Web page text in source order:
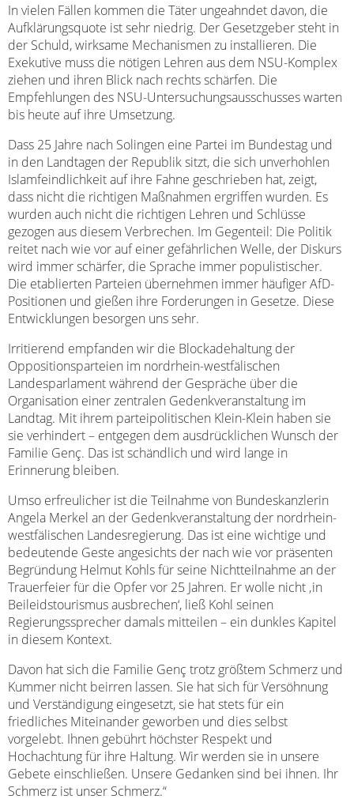
In vielen Fällen kommen die Täter ungeahndet davon, die
Aufklärungsquote ist sehr niedrig. Der Gesetzgeber steht in
der Schuld, wirksame Mechanismen zu installieren. Die
Exekutive muss die nötigen Lehren aus dem NSU-Komplex
ziehen und ihren Blick nach rechts schärfen. Die
Empfehlungen des NSU-Untersuchungsausschusses warten
bis heute auf ihre Umsetzung.
Dass 25 Jahre nach Solingen eine Partei im Bundestag und
in den Landtagen der Republik sitzt, die sich unverhohlen
Islamfeindlichkeit auf ihre Fahne geschrieben hat, zeigt,
dass nicht die richtigen Maßnahmen ergriffen wurden. Es
wurden auch nicht die richtigen Lehren und Schlüsse
gezogen aus diesem Verbrechen. Im Gegenteil: Die Politik
reitet nach wie vor auf einer gefährlichen Welle, der Diskurs
wird immer schärfer, die Sprache immer populistischer.
Die etablierten Parteien übernehmen immer häufiger AfD-
Positionen und gießen ihre Forderungen in Gesetze. Diese
Entwicklungen besorgen uns sehr.
Irritierend empfanden wir die Blockadehaltung der
Oppositionsparteien im nordrhein-westfälischen
Landesparlament während der Gespräche über die
Organisation einer zentralen Gedenkveranstaltung im
Landtag. Mit ihrem parteipolitischen Klein-Klein haben sie
sie verhindert – entgegen dem ausdrücklichen Wunsch der
Familie Genç. Das ist schändlich und wird lange in
Erinnerung bleiben.
Umso erfreulicher ist die Teilnahme von Bundeskanzlerin
Angela Merkel an der Gedenkveranstaltung der nordrhein-
westfälischen Landesregierung. Das ist eine wichtige und
bedeutende Geste angesichts der nach wie vor präsenten
Begründung Helmut Kohls für seine Nichtteilnahme an der
Trauerfeier für die Opfer vor 25 Jahren. Er wolle nicht ‚in
Beileidstourismus ausbrechen‘, ließ Kohl seinen
Regierungssprecher damals mitteilen – ein dunkles Kapitel
in diesem Kontext.
Davon hat sich die Familie Genç trotz größtem Schmerz und
Kummer nicht beirren lassen. Sie hat sich für Versöhnung
und Verständigung eingesetzt, sie hat stets für ein
friedliches Miteinander geworben und dies selbst
vorgelebt. Ihnen gebührt höchster Respekt und
Hochachtung für ihre Haltung. Wir werden sie in unsere
Gebete einschließen. Unsere Gedanken sind bei ihnen. Ihr
Schmerz ist unser Schmerz.“